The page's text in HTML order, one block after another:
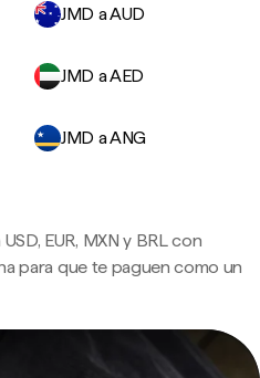
JMD a AUD
JMD a AED
JMD a ANG
EUR, MXN y BRL con
para que te paguen como un